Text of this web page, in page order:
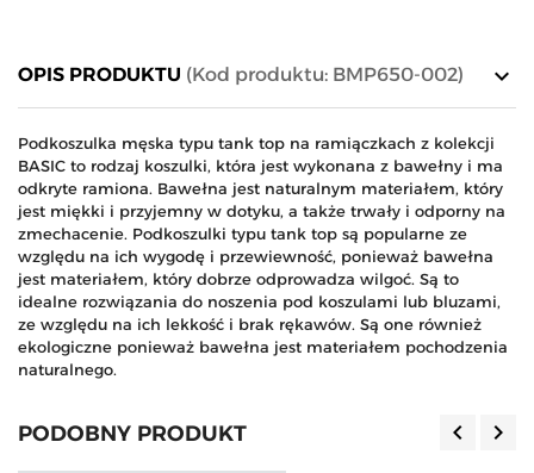
keyboard_arrow_down
OPIS PRODUKTU (Kod produktu: BMP650-002)
Podkoszulka męska typu tank top na ramiączkach z kolekcji
BASIC to rodzaj koszulki, która jest wykonana z bawełny i ma
odkryte ramiona. Bawełna jest naturalnym materiałem, który
jest miękki i przyjemny w dotyku, a także trwały i odporny na
zmechacenie. Podkoszulki typu tank top są popularne ze
względu na ich wygodę i przewiewność, ponieważ bawełna
jest materiałem, który dobrze odprowadza wilgoć. Są to
idealne rozwiązania do noszenia pod koszulami lub bluzami,
ze względu na ich lekkość i brak rękawów. Są one również
ekologiczne ponieważ bawełna jest materiałem pochodzenia
naturalnego.
PODOBNY PRODUKT keyboard_arrow_left keyboard_arrow_right